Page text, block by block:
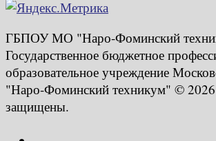
ГБПОУ МО "Наро-Фоминский
Государственное бюджетное
образовательное учреждение
"Наро-Фоминский техникум" ©
защищены.